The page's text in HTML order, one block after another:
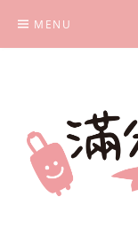
content
MENU